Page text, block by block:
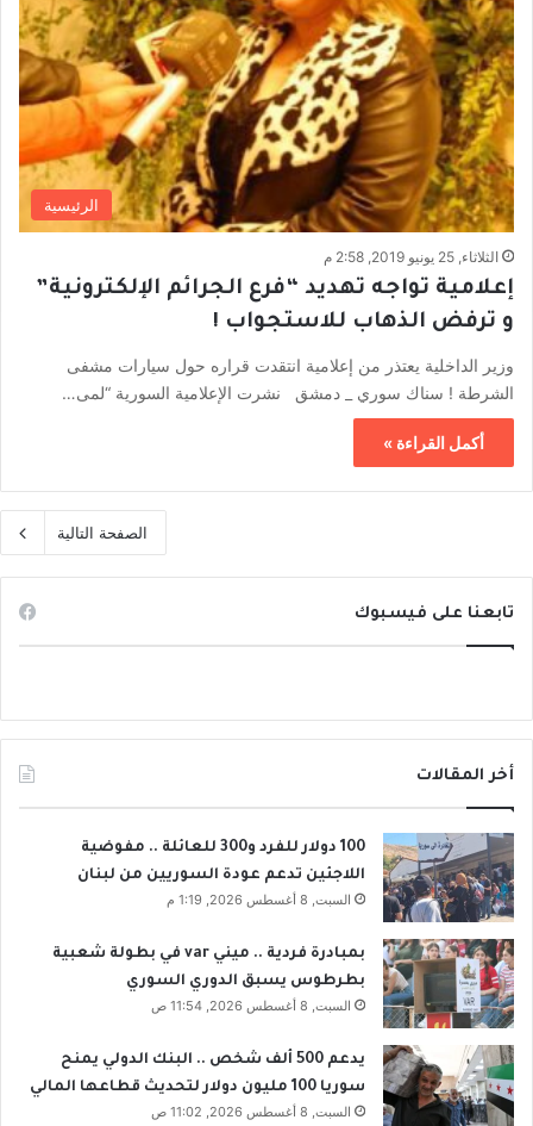
الرئيسية
الثلاثاء, 25 يونيو 2019, 2:58 م
إعلامية تواجه تهديد “فرع الجرائم الإلكترونية”
و ترفض الذهاب للاستجواب !
وزير الداخلية يعتذر من إعلامية انتقدت قراره حول سيارات مشفى
الشرطة ! سناك سوري _ دمشق نشرت الإعلامية السورية “لمى…
أكمل القراءة »
الصفحة التالية
تابعنا على فيسبوك
أخر المقالات
100 دولار للفرد و300 للعائلة .. مفوضية
اللاجئين تدعم عودة السوريين من لبنان
السبت, 8 أغسطس 2026, 1:19 م
بمبادرة فردية .. ميني var في بطولة شعبية
بطرطوس يسبق الدوري السوري
السبت, 8 أغسطس 2026, 11:54 ص
يدعم 500 ألف شخص .. البنك الدولي يمنح
سوريا 100 مليون دولار لتحديث قطاعها المالي
السبت, 8 أغسطس 2026, 11:02 ص